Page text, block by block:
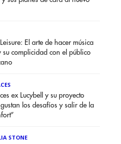
El arte de hacer música
su complicidad con el público
ex Lucybell y su proyecto
los desafíos y salir de la
STONE